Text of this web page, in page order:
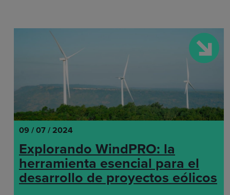
09 / 07 / 2024
Explorando WindPRO: la
herramienta esencial para el
desarrollo de proyectos eólicos